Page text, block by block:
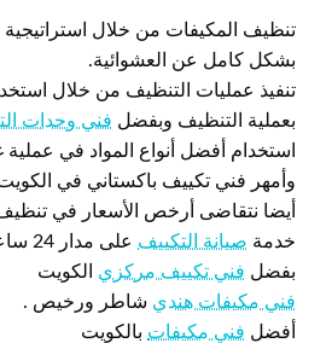
تنظيف المكيفات من خلال استراتيجية
بشكل كامل عن العشوائية.
تنفيذ عمليات التنظيف من خلال
بعملية التنظيف وبفضل فني وحدات
استخدام أفضل أنواع المواد في
وأمهر فني تكييف باكستاني في
أيضا نتقاضى أرخص الأسعار في
خدمة صيانة التكييف على مدار 24 ساعة
بفضل فني تكييف مركزي الكويت
فني مكيفات هندي شاطر ورخيص .
أفضل فني مكيفات بالكويت